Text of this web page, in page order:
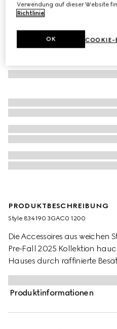
PRODUKTBESCHREIBUNG
Style ‎834190 3GAC0 1200
Die Accessoires aus weichen
Pre-Fall 2025 Kollektion
Hauses durch raffinierte
dezente Stickereien neues
aus Kaschmir von einem
Doppel G Patch aus Leder
Produktinformationen
Verwendung auf dieser Website
Richtlinie.
COOKIE-
OK